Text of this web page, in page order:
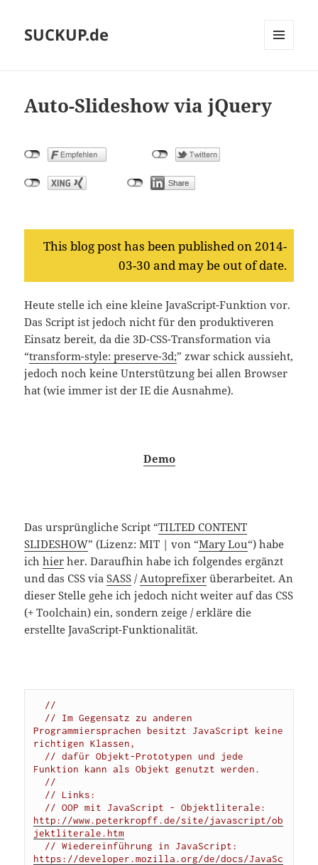
SUCKUP.de
Auto-Slideshow via jQuery
This blog post has been published on 2014-
03-30 and may be out of date.
Heute stelle ich eine kleine JavaScript-Funktion vor.
Das Script ist jedoch nicht für den produktiveren
Einsatz bereit, da die 3D-CSS-Transformation via
“transform-style: preserve-3d;” zwar schick aussieht,
jedoch noch keine Unterstützung bei allen Browser
hat (wie immer ist der IE die Ausnahme).
Demo
Das ursprüngliche Script “TILTED CONTENT
SLIDESHOW” (Lizenz: MIT | von “Mary Lou“) habe
ichhier her. Daraufhin habe ich folgendes ergänzt
und das CSS viaSASS /Autoprefixer überarbeitet. An
dieser Stelle gehe ich jedoch nicht weiter auf das CSS
(+ Toolchain) ein, sondern zeige / erkläre die
erstellte JavaScript-Funktionalität.
//
// Im Gegensatz zu anderen
Programmiersprachen besitzt JavaScript keine
richtigen Klassen,
// dafür Objekt-Prototypen und jede
Funktion kann als Objekt genutzt werden.
//
// Links:
http://www.peterkropff.de/site/javascript/ob
jektliterale.htm
https://developer.mozilla.org/de/docs/JavaSc